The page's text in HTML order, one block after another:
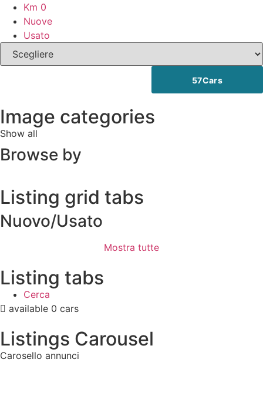
Km 0
Nuove
Usato
57Cars
Image categories
Show all
Browse by
Listing grid tabs
Nuovo/Usato
Mostra tutte
Listing tabs
Cerca
available 0 cars
Listings Carousel
Carosello annunci